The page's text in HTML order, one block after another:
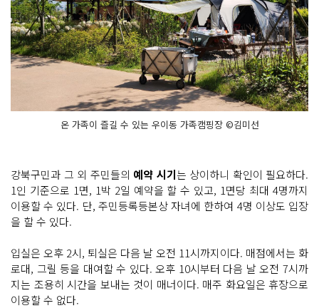
온 가족이 즐길 수 있는 우이동 가족캠핑장 ©김미선
강북구민과 그 외 주민들의 예약 시기는 상이하니 확인이 필요하다.
1인 기준으로 1면, 1박 2일 예약을 할 수 있고, 1면당 최대 4명까지
이용할 수 있다. 단, 주민등록등본상 자녀에 한하여 4명 이상도 입장
을 할 수 있다.
입실은 오후 2시, 퇴실은 다음 날 오전 11시까지이다. 매점에서는 화
로대, 그릴 등을 대여할 수 있다. 오후 10시부터 다음 날 오전 7시까
지는 조용히 시간을 보내는 것이 매너이다. 매주 화요일은 휴장으로
이용할 수 없다.